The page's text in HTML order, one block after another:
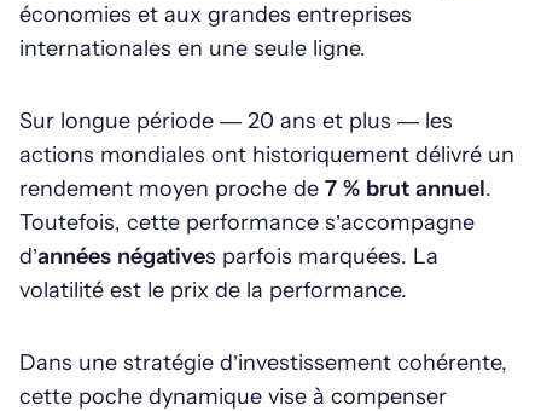
économies et aux grandes entreprises
internationales en une seule ligne.
Sur longue période — 20 ans et plus — les
actions mondiales ont historiquement délivré un
rendement moyen proche de 7 % brut annuel.
Toutefois, cette performance s’accompagne
d’années négatives parfois marquées. La
volatilité est le prix de la performance.
Dans une stratégie d’investissement cohérente,
cette poche dynamique vise à compenser